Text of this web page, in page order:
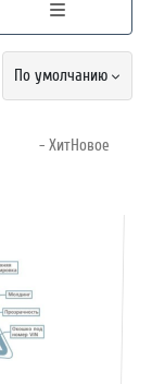
По умолчанию
- ХитНовое